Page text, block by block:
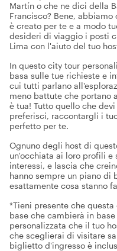
Martín o che ne dici della
Francisco? Bene,
è creato per te e a modo
desideri di viaggio i posti
Lima con l'aiuto del tuo
In questo city tour
basa sulle tue richieste e
cui tutti parlano
meno battute che portano
è tua! Tutto quello che
preferisci, raccontargli i
perfetto per te.
Ognuno degli host di
un'occhiata ai loro profili
interessi, e lascia che
hanno sempre un piano di
esattamente cosa stanno
*Tieni presente che
base che cambierà in
personalizzata che il tuo
che sceglierai di visitare
biglietto d'ingresso è